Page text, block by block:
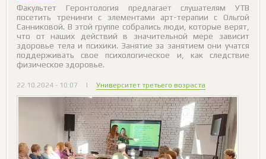
Факультет Геронтология предлагает слушателям УТВ
посетить тренинги с элементами арт-терапии с Ольгой
Санниковой. В этой группе собрались люди, которые верят,
что от наших действий в значительной мере зависит
здоровье тела и психики. Занятие за занятием они учатся
поддерживать свое психологическое и, как следствие
физическое здоровье.
22.10.2024 - 10:07 | Университет третьего возраста